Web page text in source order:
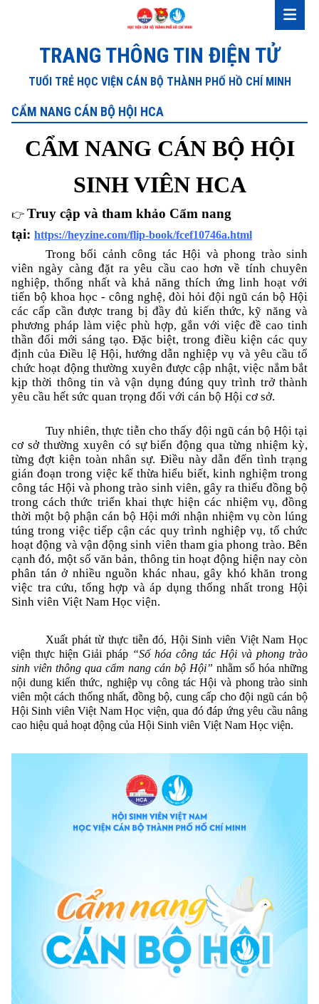
TRANG THÔNG TIN ĐIỆN TỬ
TUỔI TRẺ HỌC VIỆN CÁN BỘ THÀNH PHỐ HỒ CHÍ MINH
CẨM NANG CÁN BỘ HỘI HCA
CẨM NANG CÁN BỘ HỘI
SINH VIÊN HCA
👉 Truy cập và tham khảo Cẩm nang
tại: https://heyzine.com/flip-book/fcef10746a.html
Trong bối cảnh công tác Hội và phong trào sinh
viên ngày càng đặt ra yêu cầu cao hơn về tính chuyên
nghiệp, thống nhất và khả năng thích ứng linh hoạt với
tiến bộ khoa học - công nghệ, đòi hỏi đội ngũ cán bộ Hội
các cấp cần được trang bị đầy đủ kiến thức, kỹ năng và
phương pháp làm việc phù hợp, gắn với việc đề cao tinh
thần đổi mới sáng tạo. Đặc biệt, trong điều kiện các quy
định của Điều lệ Hội, hướng dẫn nghiệp vụ và yêu cầu tổ
chức hoạt động thường xuyên được cập nhật, việc nắm bắt
kịp thời thông tin và vận dụng đúng quy trình trở thành
yêu cầu hết sức quan trọng đối với cán bộ Hội cơ sở.
Tuy nhiên, thực tiễn cho thấy đội ngũ cán bộ Hội tại
cơ sở thường xuyên có sự biến động qua từng nhiệm kỳ,
từng đợt kiện toàn nhân sự. Điều này dẫn đến tình trạng
gián đoạn trong việc kế thừa hiểu biết, kinh nghiệm trong
công tác Hội và phong trào sinh viên, gây ra thiếu đồng bộ
trong cách thức triển khai thực hiện các nhiệm vụ, đồng
thời một bộ phận cán bộ Hội mới nhận nhiệm vụ còn lúng
túng trong việc tiếp cận các quy trình nghiệp vụ, tổ chức
hoạt động và vận động sinh viên tham gia phong trào. Bên
cạnh đó, một số văn bản, thông tin hoạt động hiện nay còn
phân tán ở nhiều nguồn khác nhau, gây khó khăn trong
việc tra cứu, tổng hợp và áp dụng thống nhất trong Hội
Sinh viên Việt Nam Học viện.
Xuất phát từ thực tiễn đó, Hội Sinh viên Việt Nam Học
viện thực hiện Giải pháp “Số hóa công tác Hội và phong trào
sinh viên thông qua cẩm nang cán bộ Hội” nhằm số hóa những
nội dung kiến thức, nghiệp vụ công tác Hội và phong trào sinh
viên một cách thống nhất, đồng bộ, cung cấp cho đội ngũ cán bộ
Hội Sinh viên Việt Nam Học viện, qua đó đáp ứng yêu cầu nâng
cao hiệu quả hoạt động của Hội Sinh viên Việt Nam Học viện.